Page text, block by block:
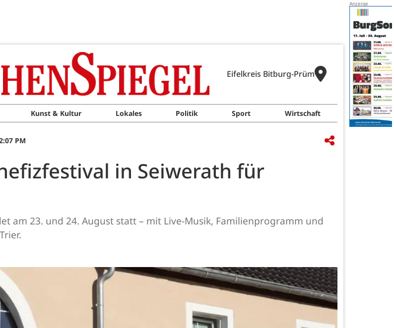
Eifelkreis Bitburg-Prüm
Kunst & Kultur Lokales Politik Sport Wirtschaft
PM
in Seiwerath für
am 23. und 24. August statt – mit Live-Musik, Familienprogramm und